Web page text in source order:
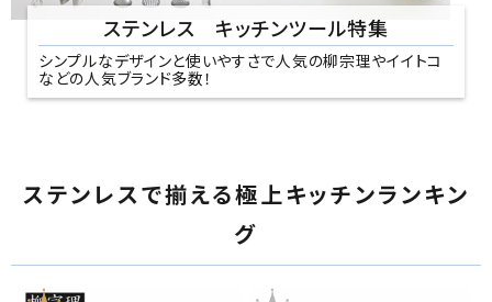
ステンレス キッチンツール特集
シンプルなデザインと使いやすさで人気の柳宗理やイイトコ
などの人気ブランド多数！
ステンレスで揃える極上キッチンランキン
グ